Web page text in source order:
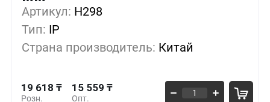
Артикул: H298
Тип: IP
Страна производитель: Китай
Розн.
19 618 ₸
Опт.
15 559 ₸
1+ 0%
10+
30+ -13%